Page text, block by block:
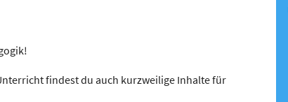
findest du auch kurzweilige Inhalte für